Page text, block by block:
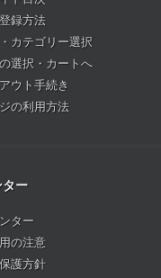
録方法
カテゴリー選択
選択・カートへ
ウト手続き
の利用方法
ー
ター
の注意
護方針